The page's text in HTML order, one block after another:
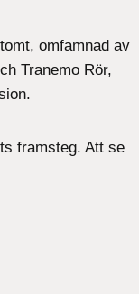
omfamnad av
Tranemo Rör,
framsteg. Att se